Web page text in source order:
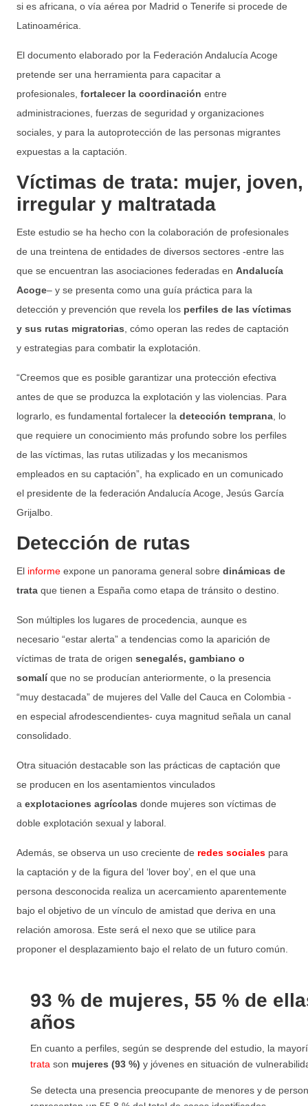
si es africana, o vía aérea por Madrid o Tenerife si procede de
Latinoamérica.
El documento elaborado por la Federación Andalucía Acoge
pretende ser una herramienta para capacitar a
profesionales, fortalecer la coordinación entre
administraciones, fuerzas de seguridad y organizaciones
sociales, y para la autoprotección de las personas migrantes
expuestas a la captación.
Víctimas de trata: mujer,
irregular y maltratada
Este estudio se ha hecho con la colaboración de profesionales
de una treintena de entidades de diversos sectores -entre las
que se encuentran las asociaciones federadas en Andalucía
Acoge– y se presenta como una guía práctica para la
detección y prevención que revela los perfiles de las víctimas
y sus rutas migratorias , cómo operan las redes de captación
y estrategias para combatir la explotación.
“Creemos que es posible garantizar una protección efectiva
antes de que se produzca la explotación y las violencias. Para
lograrlo, es fundamental fortalecer la detección temprana , lo
que requiere un conocimiento más profundo sobre los perfiles
de las víctimas, las rutas utilizadas y los mecanismos
empleados en su captación”, ha explicado en un comunicado
el presidente de la federación Andalucía Acoge, Jesús García
Grijalbo.
Detección de rutas
El informe expone un panorama general sobre dinámicas de
trata que tienen a España como etapa de tránsito o destino.
Son múltiples los lugares de procedencia, aunque es
necesario “estar alerta” a tendencias como la aparición de
víctimas de trata de origen senegalés, gambiano o
somalíque no se producían anteriormente, o la presencia
“muy destacada” de mujeres del Valle del Cauca en Colombia -
en especial afrodescendientes- cuya magnitud señala un canal
consolidado.
Otra situación destacable son las prácticas de captación que
se producen en los asentamientos vinculados
a explotaciones agrícolas donde mujeres son víctimas de
doble explotación sexual y laboral.
Además, se observa un uso creciente de redes sociales para
la captación y de la figura del ‘lover boy’, en el que una
persona desconocida realiza un acercamiento aparentemente
bajo el objetivo de un vínculo de amistad que deriva en una
relación amorosa. Este será el nexo que se utilice para
proponer el desplazamiento bajo el relato de un futuro común.
93 % de mujeres, 55 % de
años
En cuanto a perfiles, según se desprende del estudio, la
trata son mujeres (93 %) y jóvenes en situación de
Se detecta una presencia preocupante de menores y de